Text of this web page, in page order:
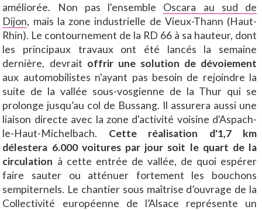
améliorée. Non pas l'ensemble Oscara au sud de
Dijon, mais la zone industrielle de Vieux-Thann (Haut-
Rhin). Le contournement de la RD 66 à sa hauteur, dont
les principaux travaux ont été lancés la semaine
dernière, devrait offrir une solution de dévoiement
aux automobilistes n'ayant pas besoin de rejoindre la
suite de la vallée sous-vosgienne de la Thur qui se
prolonge jusqu’au col de Bussang. Il assurera aussi une
liaison directe avec la zone d'activité voisine d'Aspach-
le-Haut-Michelbach. Cette réalisation d'1,7 km
délestera 6.000 voitures par jour soit le quart de la
circulation à cette entrée de vallée, de quoi espérer
faire sauter ou atténuer fortement les bouchons
sempiternels. Le chantier sous maîtrise d’ouvrage de la
Collectivité européenne de l’Alsace représente un